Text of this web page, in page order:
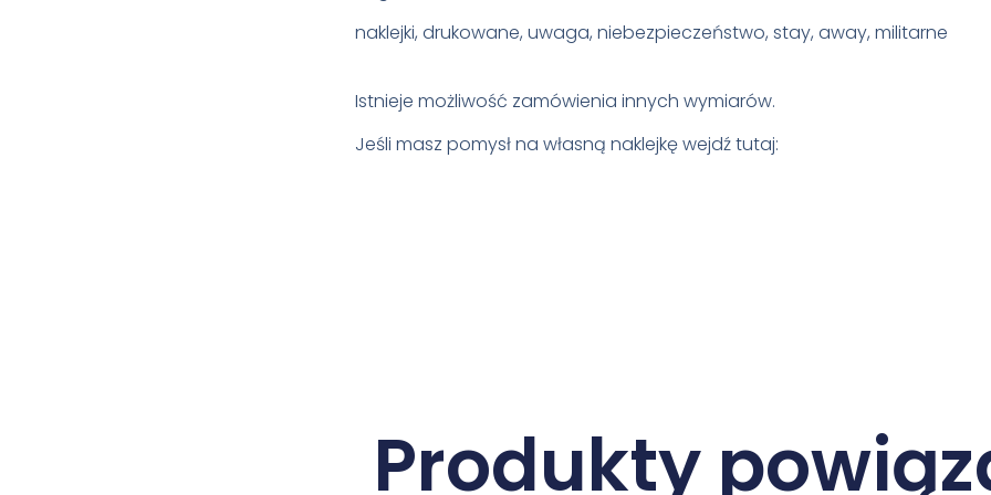
naklejki, drukowane, uwaga, niebezpieczeństwo, stay, away, militarne
Istnieje możliwość zamówienia innych wymiarów.
Jeśli masz pomysł na własną naklejkę wejdź tutaj:
Produkty